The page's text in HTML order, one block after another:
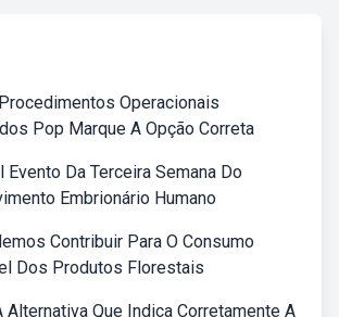
Operacionais
Pop Marque A Opção Correta
Evento Da Terceira Semana Do
Embrionário Humano
Contribuir Para O Consumo
Dos Produtos Florestais
Alternativa Que Indica Corretamente A